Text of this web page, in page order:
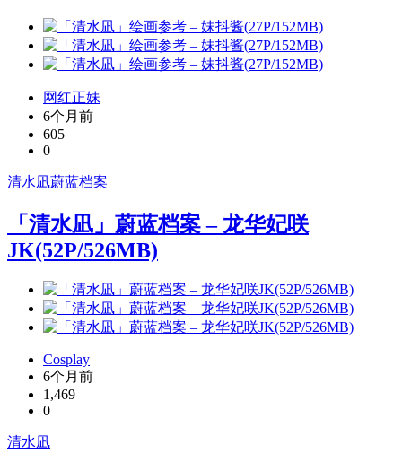
网红正妹
6个月前
605
0
清水凪蔚蓝档案
「清水凪」蔚蓝档案 – 龙华妃咲
JK(52P/526MB)
Cosplay
6个月前
1,469
0
清水凪